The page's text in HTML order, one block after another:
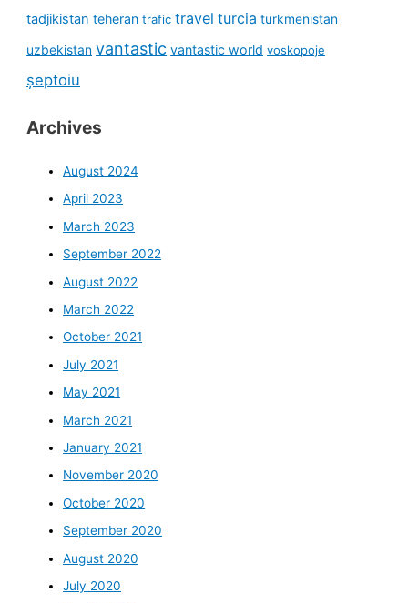
tadjikistan teheran trafic travel turcia turkmenistan
uzbekistan vantastic vantastic world voskopoje
șeptoiu
Archives
August 2024
April 2023
March 2023
September 2022
August 2022
March 2022
October 2021
July 2021
May 2021
March 2021
January 2021
November 2020
October 2020
September 2020
August 2020
July 2020